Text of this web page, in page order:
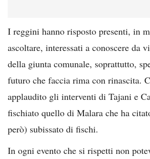
I reggini hanno risposto presenti, in
ascoltare, interessati a conoscere da
della giunta comunale, soprattutto,
futuro che faccia rima con rinascita.
applaudito gli interventi di Tajani e
fischiato quello di Malara che ha
però) subissato di fischi.
In ogni evento che si rispetti non